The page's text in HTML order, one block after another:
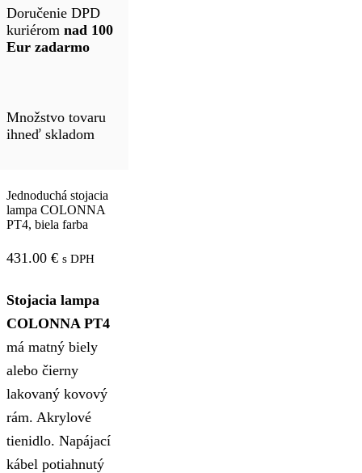
Doručenie DPD
kuriérom nad 100
Eur zadarmo
Množstvo tovaru
ihneď skladom
Jednoduchá stojacia
lampa COLONNA
PT4, biela farba
431.00 € s DPH
Stojacia lampa
COLONNA PT4
má matný biely
alebo čierny
lakovaný kovový
rám. Akrylové
tienidlo. Napájací
kábel potiahnutý